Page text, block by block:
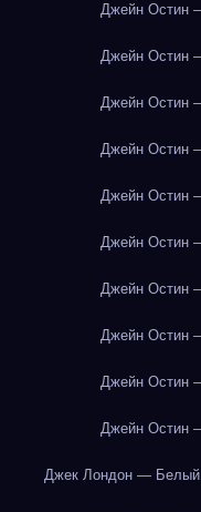
Джейн Остин
Джейн Остин
Джейн Остин
Джейн Остин
Джейн Остин
Джейн Остин
Джейн Остин
Джейн Остин
Джейн Остин
Джейн Остин
Джек Лондон —